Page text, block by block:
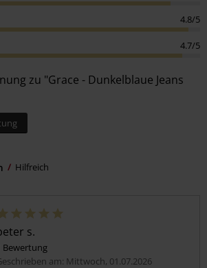
4.8/5
4.7/5
zu "Grace - Dunkelblaue Jeans
Hilfreich
s.
Bewertung
am: Mittwoch, 01.07.2026